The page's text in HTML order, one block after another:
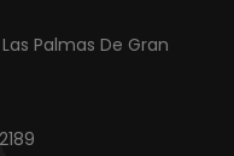
Palmas De Gran